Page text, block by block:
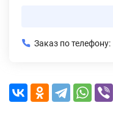
Заказ по телефону: